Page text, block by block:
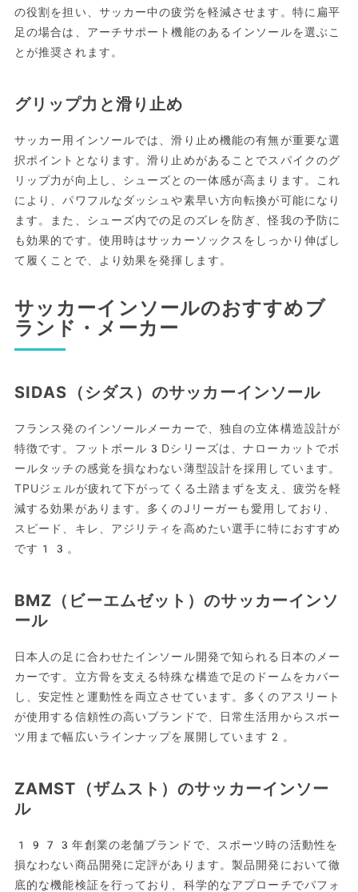
の役割を担い、サッカー中の疲労を軽減させます。特に扁平
足の場合は、アーチサポート機能のあるインソールを選ぶこ
とが推奨されます。
グリップ力と滑り止め
サッカー用インソールでは、滑り止め機能の有無が重要な選
択ポイントとなります。滑り止めがあることでスパイクのグ
リップ力が向上し、シューズとの一体感が高まります。これ
により、パワフルなダッシュや素早い方向転換が可能になり
ます。また、シューズ内での足のズレを防ぎ、怪我の予防に
も効果的です。使用時はサッカーソックスをしっかり伸ばし
て履くことで、より効果を発揮します。
サッカーインソールのおすすめブ
ランド・メーカー
SIDAS（シダス）のサッカーインソール
フランス発のインソールメーカーで、独自の立体構造設計が
特徴です。フットボール3Dシリーズは、ナローカットでボ
ールタッチの感覚を損なわない薄型設計を採用しています。
TPUジェルが疲れて下がってくる土踏まずを支え、疲労を軽
減する効果があります。多くのJリーガーも愛用しており、
スピード、キレ、アジリティを高めたい選手に特におすすめ
です13。
BMZ（ビーエムゼット）のサッカーインソ
ール
日本人の足に合わせたインソール開発で知られる日本のメー
カーです。立方骨を支える特殊な構造で足のドームをカバー
し、安定性と運動性を両立させています。多くのアスリート
が使用する信頼性の高いブランドで、日常生活用からスポー
ツ用まで幅広いラインナップを展開しています2。
ZAMST（ザムスト）のサッカーインソー
ル
1973年創業の老舗ブランドで、スポーツ時の活動性を
損なわない商品開発に定評があります。製品開発において徹
底的な機能検証を行っており、科学的なアプローチでパフォ